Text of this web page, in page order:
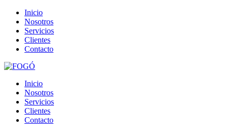
Inicio
Nosotros
Servicios
Clientes
Contacto
Inicio
Nosotros
Servicios
Clientes
Contacto